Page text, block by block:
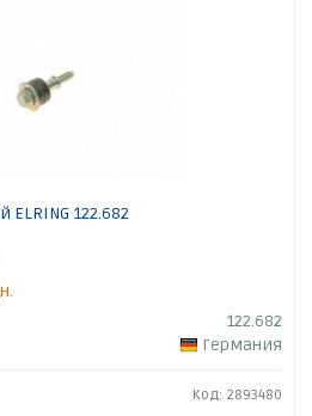
122.682
122.682
Германия
Код: 2893480